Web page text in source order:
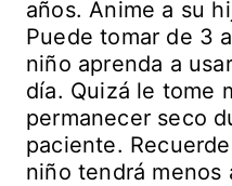
años. Anime a su
Puede tomar de 3
niño aprenda a
día. Quizá le tome
permanecer seco
paciente.
niño tendrá menos